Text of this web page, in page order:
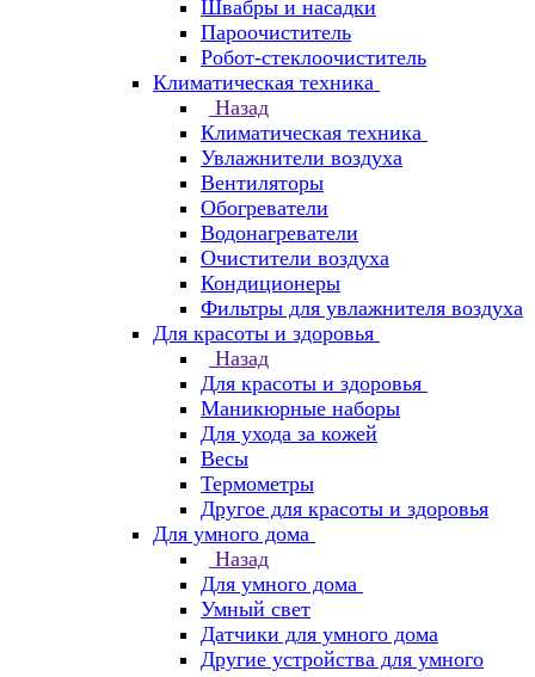
Швабры и насадки
Пароочиститель
Робот-стеклоочиститель
Климатическая техника
Назад
Климатическая техника
Увлажнители воздуха
Вентиляторы
Обогреватели
Водонагреватели
Очистители воздуха
Кондиционеры
Фильтры для увлажнителя воздуха
Для красоты и здоровья
Назад
Для красоты и здоровья
Маникюрные наборы
Для ухода за кожей
Весы
Термометры
Другое для красоты и здоровья
Для умного дома
Назад
Для умного дома
Умный свет
Датчики для умного дома
Другие устройства для умного